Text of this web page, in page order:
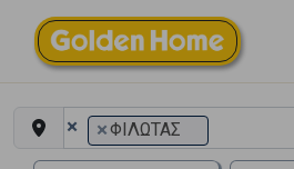
× ×ΦΙΛΩΤΑΣ